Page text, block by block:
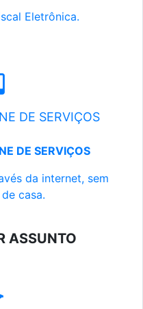
Eletrônica.
DE SERVIÇOS
DE SERVIÇOS
da internet, sem
casa.
ASSUNTO